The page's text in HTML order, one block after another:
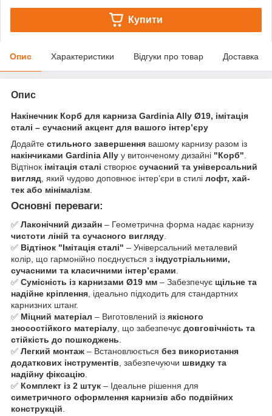
Купити
Опис Характеристики Відгуки про товар Доставка
Опис
Накінечник Корб для карниза Gardinia Ally Ø19, імітація
сталі – сучасний акцент для вашого інтер’єру
Додайте стильного завершення вашому карнизу разом із
накінчиками Gardinia Ally у витонченому дизайні "Корб"
Відтінок імітація сталі створює сучасний та універсальний
вигляд , який чудово доповнює інтер’єри в стилі лофт, хай-
тек або мінімалізм
Основні переваги:
✅ Лаконічний дизайн – Геометрична форма надає карнизу
чистоти ліній та сучасного вигляду
✅ Відтінок "Імітація сталі" – Універсальний металевий
колір, що гармонійно поєднується з індустріальними,
сучасними та класичними інтер’єрами
✅ Сумісність із карнизами Ø19 мм – Забезпечує щільне та
надійне кріплення , ідеально підходить для стандартних
карнизних штанг.
✅ Міцний матеріал – Виготовлений із якісного
зносостійкого матеріалу , що забезпечує довговічність та
стійкість до пошкоджень
✅ Легкий монтаж – Встановлюється без використання
додаткових інструментів , забезпечуючи швидку та
надійну фіксацію
✅ Комплект із 2 штук – Ідеальне рішення для
симетричного оформлення карнизів або подвійних
конструкцій